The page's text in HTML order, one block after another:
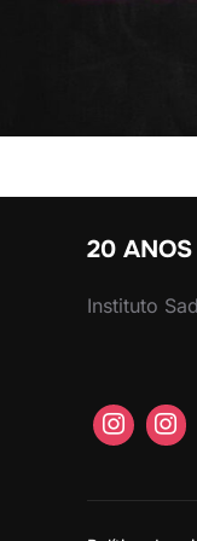
20 ANOS
Instituto